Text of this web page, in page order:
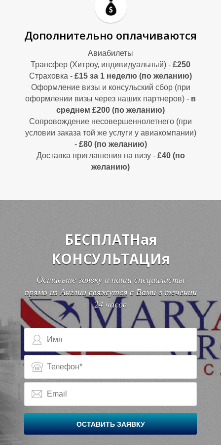
Р
А
Дополнительно оплачиваются
Авиабилеты
Трансфер (Хитроу, индивидуальный) - £250
Страховка - £15 за 1 неделю (по желанию)
Оформление визы и консульский сбор (при
оформлении визы через наших партнеров) - в
среднем £200 (по желанию)
Сопровождение несовершеннолетнего (при
условии заказа той же услуги у авиакомпании)
- £80 (по желанию)
Доставка приглашения на визу - £40 (по
желанию)
БЕСПЛАТНая
КОНСУЛЬТАЦИя
Оставьте заявку и наши специалисты
прямо из Англии свяжутся с Вами в течении
24 часов
ОСТАВИТЬ ЗАЯВКУ
Р
А